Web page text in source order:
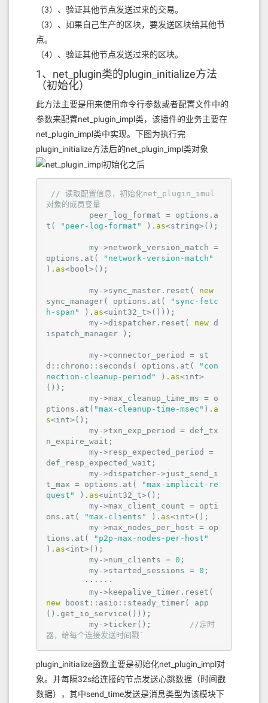
（3）、验证其他节点发送过来的交易。
（3）、如果自己生产的区块，要发送区块给其他节
点。
（4）、验证其他节点发送过来的区块。
1、net_plugin类的plugin_initialize方法
（初始化）
此方法主要是用来使用命令行参数或者配置文件中的
参数来配置net_plugin_impl类，该插件的业务主要在
net_plugin_impl类中实现。下图为执行完
plugin_initialize方法后的net_plugin_impl类对象
// 读取配置信息，初始化net_plugin_imul
对象的成员变量
t(
"peer-log-format" ). as<string>();
options.at(
"network-version-match"
). as<bool>();
         my->sync_master.reset(
new
sync_manager( options.at(
"sync-fetc
h-span"
). as<uint32_t>()));
         my->dispatcher.reset(
new d
ispatch_manager );
d::chrono::seconds( options.at(
"con
nection-cleanup-period"
). as<int>
());
ptions.at( "max-cleanup-time-msec" ). a
s<int>();
n_expire_wait;
def_resp_expected_wait;
t_max = options.at(
"max-implicit-re
quest"
). as<uint32_t>();
ons.at(
"max-clients" ). as<int>();
tions.at(
"p2p-max-nodes-per-host"
). as<int>();
         my->num_clients =
0 ;
         my->started_sessions =
0 ;
new boost::asio::steady_timer( app
().get_io_service()));
         my->ticker();
//定时
器，给每个连接发送时间戳`
plugin_initialize函数主要是初始化net_plugin_impl对
象。并每隔32s给连接的节点发送心跳数据（时间戳
数据），其中send_time发送是消息类型为该模块下